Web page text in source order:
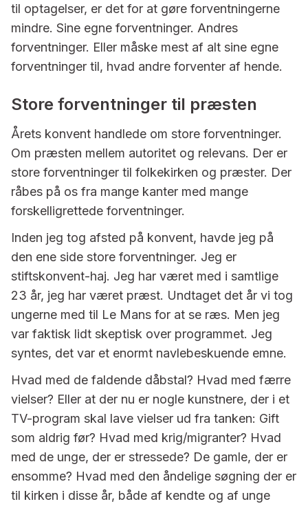
til optagelser, er det for at gøre forventningerne
mindre. Sine egne forventninger. Andres
forventninger. Eller måske mest af alt sine egne
forventninger til, hvad andre forventer af hende.
Store forventninger til præsten
Årets konvent handlede om store forventninger.
Om præsten mellem autoritet og relevans. Der er
store forventninger til folkekirken og præster. Der
råbes på os fra mange kanter med mange
forskelligrettede forventninger.
Inden jeg tog afsted på konvent, havde jeg på
den ene side store forventninger. Jeg er
stiftskonvent-haj. Jeg har været med i samtlige
23 år, jeg har været præst. Undtaget det år vi tog
ungerne med til Le Mans for at se ræs. Men jeg
var faktisk lidt skeptisk over programmet. Jeg
syntes, det var et enormt navlebeskuende emne.
Hvad med de faldende dåbstal? Hvad med færre
vielser? Eller at der nu er nogle kunstnere, der i et
TV-program skal lave vielser ud fra tanken: Gift
som aldrig før? Hvad med krig/migranter? Hvad
med de unge, der er stressede? De gamle, der er
ensomme? Hvad med den åndelige søgning der er
til kirken i disse år, både af kendte og af unge